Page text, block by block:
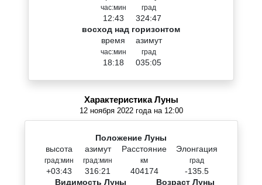
час:мин
12:43
град
324:47
восход над горизонтом
время
час:мин
18:18
азимут
град
035:05
Характеристика Луны
12 ноября 2022 года на 12:00
Положение Луны
высота
град:мин
+03:43
азимут
град:мин
316:21
Расстояние
км
404174
Элонгация
град
-135.5
Видимость Луны
Возраст Луны